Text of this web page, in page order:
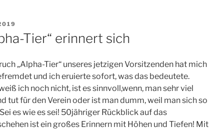
Tier“ erinnert sich
„Alpha-Tier“ unseres jetzigen Vorsitzenden hat mich
und ich eruierte sofort, was das bedeutete.
ich noch nicht, ist es sinnvoll,wenn, man sehr viel
tut für den Verein oder ist man dumm, weil man sich so
es wie es sei! 50jähriger Rückblick auf das
ist ein großes Erinnern mit Höhen und Tiefen! Mit